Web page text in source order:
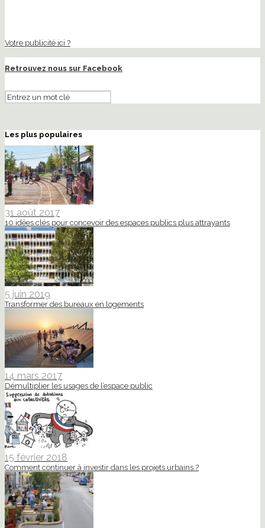
Votre publicité ici ?
Retrouvez nous sur Facebook
Les plus populaires
31 août 2017
10 idées clés pour concevoir des espaces publics plus attrayants
5 juin 2019
Transformer des bureaux en logements
14 mars 2017
Démultiplier les usages de l’espace public
15 février 2018
Comment continuer à investir dans les projets urbains ?